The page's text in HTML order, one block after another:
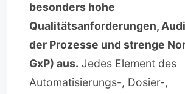
besonders hohe
Qualitätsanforderungen,
der Prozesse und strenge
GxP) aus. Jedes Element des
Automatisierungs-, Dosier-,